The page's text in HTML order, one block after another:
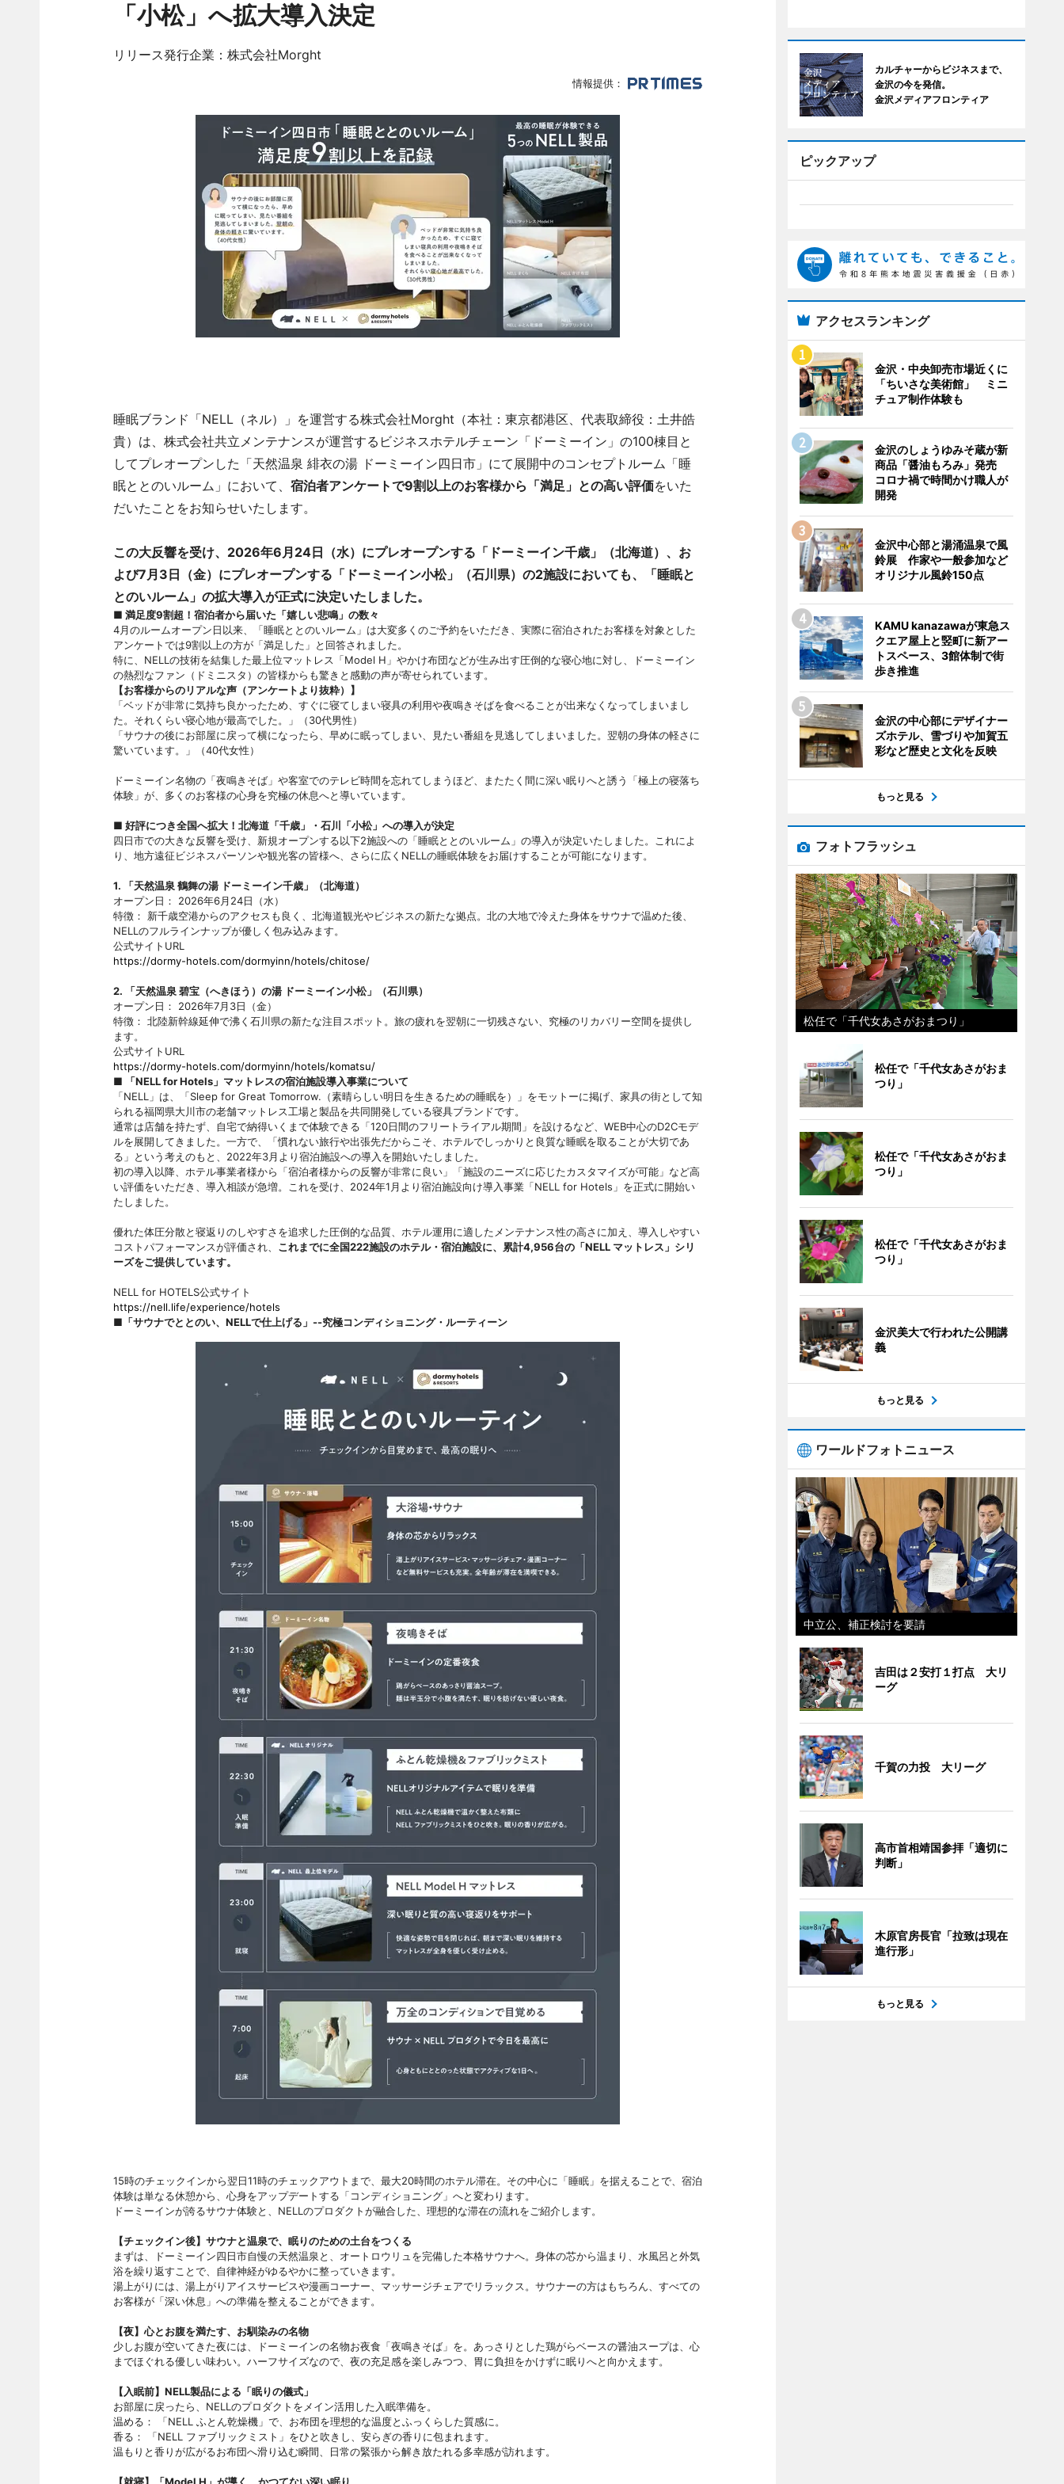
「小松」へ拡大導入決定
リリース発行企業：株式会社Morght
情報提供：
睡眠ブランド「NELL（ネル）」を運営する株式会社Morght（本社：東京都港区、代表取締役：土井皓
貴）は、株式会社共立メンテナンスが運営するビジネスホテルチェーン「ドーミーイン」の100棟目と
してプレオープンした「天然温泉 緋衣の湯 ドーミーイン四日市」にて展開中のコンセプトルーム「睡
眠ととのいルーム」において、 宿泊者アンケートで9割以上のお客様から「満足」との高い評価をいた
だいたことをお知らせいたします。
この大反響を受け、2026年6月24日（水）にプレオープンする「ドーミーイン千歳」（北海道）、お
よび7月3日（金）にプレオープンする「ドーミーイン小松」（石川県）の2施設においても、「睡眠と
とのいルーム」の拡大導入が正式に決定いたしました。
■ 満足度9割超！宿泊者から届いた「嬉しい悲鳴」の数々
4月のルームオープン日以来、「睡眠ととのいルーム」は大変多くのご予約をいただき、実際に宿泊されたお客様を対象とした
アンケートでは9割以上の方が「満足した」と回答されました。
特に、NELLの技術を結集した最上位マットレス「Model H」やかけ布団などが生み出す圧倒的な寝心地に対し、ドーミーイン
の熱烈なファン（ドミニスタ）の皆様からも驚きと感動の声が寄せられています。
【お客様からのリアルな声（アンケートより抜粋）】
「ベッドが非常に気持ち良かったため、すぐに寝てしまい寝具の利用や夜鳴きそばを食べることが出来なくなってしまいまし
た。それくらい寝心地が最高でした。」（30代男性）
「サウナの後にお部屋に戻って横になったら、早めに眠ってしまい、見たい番組を見逃してしまいました。翌朝の身体の軽さに
驚いています。」（40代女性）
ドーミーイン名物の「夜鳴きそば」や客室でのテレビ時間を忘れてしまうほど、またたく間に深い眠りへと誘う「極上の寝落ち
体験」が、多くのお客様の心身を究極の休息へと導いています。
■ 好評につき全国へ拡大！北海道「千歳」・石川「小松」への導入が決定
四日市での大きな反響を受け、新規オープンする以下2施設への「睡眠ととのいルーム」の導入が決定いたしました。これによ
り、地方遠征ビジネスパーソンや観光客の皆様へ、さらに広くNELLの睡眠体験をお届けすることが可能になります。
1. 「天然温泉 鶴舞の湯 ドーミーイン千歳」（北海道）
オープン日： 2026年6月24日（水）
特徴： 新千歳空港からのアクセスも良く、北海道観光やビジネスの新たな拠点。北の大地で冷えた身体をサウナで温めた後、
NELLのフルラインナップが優しく包み込みます。
公式サイトURL
https://dormy-hotels.com/dormyinn/hotels/chitose/
2. 「天然温泉 碧宝（へきほう）の湯 ドーミーイン小松」（石川県）
オープン日： 2026年7月3日（金）
特徴： 北陸新幹線延伸で沸く石川県の新たな注目スポット。旅の疲れを翌朝に一切残さない、究極のリカバリー空間を提供し
ます。
公式サイトURL
https://dormy-hotels.com/dormyinn/hotels/komatsu/
■ 「NELL for Hotels」マットレスの宿泊施設導入事業について
「NELL」は、「Sleep for Great Tomorrow.（素晴らしい明日を生きるための睡眠を）」をモットーに掲げ、家具の街として知
られる福岡県大川市の老舗マットレス工場と製品を共同開発している寝具ブランドです。
通常は店舗を持たず、自宅で納得いくまで体験できる「120日間のフリートライアル期間」を設けるなど、WEB中心のD2Cモデ
ルを展開してきました。一方で、「慣れない旅行や出張先だからこそ、ホテルでしっかりと良質な睡眠を取ることが大切であ
る」という考えのもと、2022年3月より宿泊施設への導入を開始いたしました。
初の導入以降、ホテル事業者様から「宿泊者様からの反響が非常に良い」「施設のニーズに応じたカスタマイズが可能」など高
い評価をいただき、導入相談が急増。これを受け、2024年1月より宿泊施設向け導入事業「NELL for Hotels」を正式に開始い
たしました。
優れた体圧分散と寝返りのしやすさを追求した圧倒的な品質、ホテル運用に適したメンテナンス性の高さに加え、導入しやすい
コストパフォーマンスが評価され、 これまでに全国222施設のホテル・宿泊施設に、累計4,956台の「NELL マットレス」シリ
ーズをご提供しています。
NELL for HOTELS公式サイト
https://nell.life/experience/hotels
■「サウナでととのい、NELLで仕上げる」--究極コンディショニング・ルーティーン
15時のチェックインから翌日11時のチェックアウトまで、最大20時間のホテル滞在。その中心に「睡眠」を据えることで、宿泊
体験は単なる休憩から、心身をアップデートする「コンディショニング」へと変わります。
ドーミーインが誇るサウナ体験と、NELLのプロダクトが融合した、理想的な滞在の流れをご紹介します。
【チェックイン後】サウナと温泉で、眠りのための土台をつくる
まずは、ドーミーイン四日市自慢の天然温泉と、オートロウリュを完備した本格サウナへ。身体の芯から温まり、水風呂と外気
浴を繰り返すことで、自律神経がゆるやかに整っていきます。
湯上がりには、湯上がりアイスサービスや漫画コーナー、マッサージチェアでリラックス。サウナーの方はもちろん、すべての
お客様が「深い休息」への準備を整えることができます。
【夜】心とお腹を満たす、お馴染みの名物
少しお腹が空いてきた夜には、ドーミーインの名物お夜食「夜鳴きそば」を。あっさりとした鶏がらベースの醤油スープは、心
までほぐれる優しい味わい。ハーフサイズなので、夜の充足感を楽しみつつ、胃に負担をかけずに眠りへと向かえます。
【入眠前】NELL製品による「眠りの儀式」
お部屋に戻ったら、NELLのプロダクトをメイン活用した入眠準備を。
温める： 「NELL ふとん乾燥機」で、お布団を理想的な温度とふっくらした質感に。
香る： 「NELL ファブリックミスト」をひと吹きし、安らぎの香りに包まれます。
温もりと香りが広がるお布団へ滑り込む瞬間、日常の緊張から解き放たれる多幸感が訪れます。
カルチャーからビジネスまで、
金沢の今を発信。
金沢メディアフロンティア
ピックアップ
アクセスランキング
金沢・中央卸売市場近くに
「ちいさな美術館」 ミニ
チュア制作体験も
金沢のしょうゆみそ蔵が新
商品「醤油もろみ」発売
コロナ禍で時間かけ職人が
開発
金沢中心部と湯涌温泉で風
鈴展 作家や一般参加など
オリジナル風鈴150点
KAMU kanazawaが東急ス
クエア屋上と竪町に新アー
トスペース、3館体制で街
歩き推進
金沢の中心部にデザイナー
ズホテル、雪づりや加賀五
彩など歴史と文化を反映
もっと見る
フォトフラッシュ
松任で「千代女あさがおまつり」
松任で「千代女あさがおま
つり」
松任で「千代女あさがおま
つり」
松任で「千代女あさがおま
つり」
金沢美大で行われた公開講
義
もっと見る
ワールドフォトニュース
中立公、補正検討を要請
吉田は２安打１打点 大リ
ーグ
千賀の力投 大リーグ
高市首相靖国参拝「適切に
判断」
木原官房長官「拉致は現在
進行形」
もっと見る